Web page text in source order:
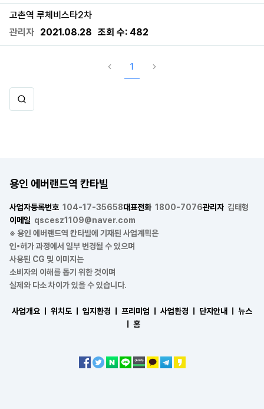
고촌역 루체비스타2차
관리자 2021.08.28 조회 수: 482
1
용인 에버랜드역 칸타빌
사업자등록번호 104-17-35658대표전화 1800-7076관리자 김태형
이메일 qscesz1109@naver.com
※ 용인 에버랜드역 칸타빌에 기재된 사업계획은
인•허가 과정에서 일부 변경될 수 있으며
사용된 CG 및 이미지는
소비자의 이해를 돕기 위한 것이며
실제와 다소 차이가 있을 수 있습니다.
사업개요 ㅣ 위치도 ㅣ 입지환경 ㅣ 프리미엄 ㅣ 사업환경 ㅣ 단지안내 ㅣ
뉴스
홈